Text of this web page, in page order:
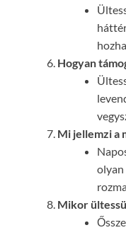
Hogyan
Mi jellemzi a
olyan
Mikor